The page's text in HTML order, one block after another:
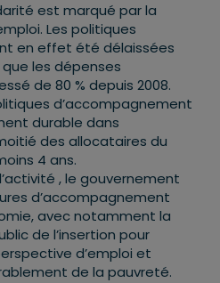
est marqué par la
Les politiques
en effet été délaissées
les dépenses
de 80 % depuis 2008.
d’accompagnement
durable dans
des allocataires du
4 ans.
, le gouvernement
d’accompagnement
avec notamment la
de l’insertion pour
d’emploi et
de la pauvreté.